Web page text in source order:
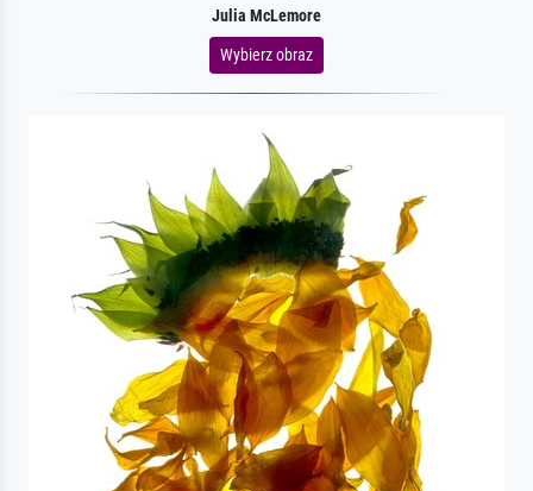
Julia McLemore
Wybierz obraz